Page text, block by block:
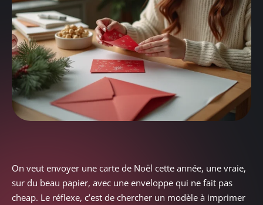
On veut envoyer une carte de Noël cette année, une vraie,
sur du beau papier, avec une enveloppe qui ne fait pas
cheap. Le réflexe, c’est de chercher un modèle à imprimer